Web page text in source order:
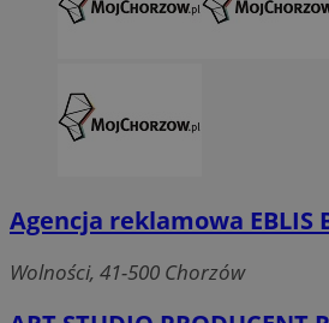
Agencja reklamowa EBLIS
Wolności, 41-500 Chorzów